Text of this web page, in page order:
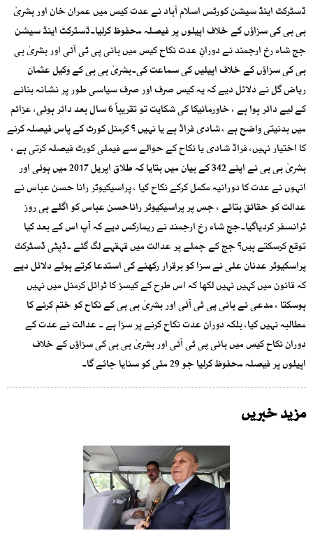
ڈسٹرکٹ اینڈ سیشن کورٹس اسلام آباد نے عدت کیس میں عمران خان اور بشریٰ
بی بی کی سزاؤں کے خلاف اپیلوں پر فیصلہ محفوظ کرلیا۔ڈسٹرکٹ اینڈ سیشن
جج شاہ رخ ارجمند نے دورانِ عدت نکاح کیس میں بانی پی ٹی آئی اور بشریٰ بی
بی کی سزاؤں کے خلاف اپیلیں کی سماعت کی۔بشریٰ بی بی کے وکیل عثمان
ریاض گل نے دلائل دیے کہ یہ کیس صرف اور صرف سیاسی طور پر نشانہ بنانے
کے لیے دائر ہوا ہے ، خاورمانیکا کی شکایت تو تقریباً 6 سال بعد دائر ہوئی، عزائم
میں بدنیتی واضح ہے ، شادی فراڈ ہے یا نہیں ؟ کرمنل کورٹ کے پاس فیصلہ کرنے
کا اختیار نہیں، فراڈ شادی یا نکاح کے حوالے سے فیملی کورٹ فیصلہ کرتی ہے ،
بشریٰ بی بی نے اپنے 342 کے بیان میں بتایا کہ طلاق اپریل 2017 میں ہوئی اور
انہوں نے عدت کا دورانیہ مکمل کرکے نکاح کیا ، پراسیکیوٹر رانا حسن عباس نے
عدالت کو حقائق بتائے ، جس پر پراسیکیوٹر راناحسن عباس کو اگلے ہی روز
ٹرانسفر کردیاگیا۔جج شاہ رخ ارجمند نے ریمارکس دیے کہ آپ اس کے بعد کیا
توقع کرسکتے ہیں؟ جج کے جملے پر عدالت میں قہقہے لگ گئے ۔ڈپٹی ڈسٹرکٹ
پراسکیوٹر عدنان علی نے سزا کو برقرار رکھنے کی استدعا کرتے ہوئے دلائل دیے
کہ قانون میں کہیں نہیں لکھا کہ اس طرح کے کیسز کا ٹرائل کرمنل میں نہیں
ہوسکتا ، مدعی نے بانی پی ٹی آئی اور بشریٰ بی بی کے نکاح کو ختم کرنے کا
مطالبہ نہیں کیا، بلکہ دوران عدت نکاح کرنے پر سزا ہے ۔ عدالت نے عدت کے
دوران نکاح کیس میں بانی پی ٹی آئی اور بشریٰ بی بی کی سزاؤں کے خلاف
اپیلوں پر فیصلہ محفوظ کرلیا جو 29 مئی کو سنایا جائے گا۔
مزید خبریں